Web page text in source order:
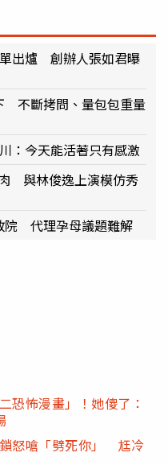
出爐 創辦人張如君曝
不斷拷問、量包包重量
：今天能活著只有感激
與林俊逸上演模仿秀
院 代理孕母議題難解
恐怖漫畫」！她傻了：
怒嗆「劈死你」 尪冷